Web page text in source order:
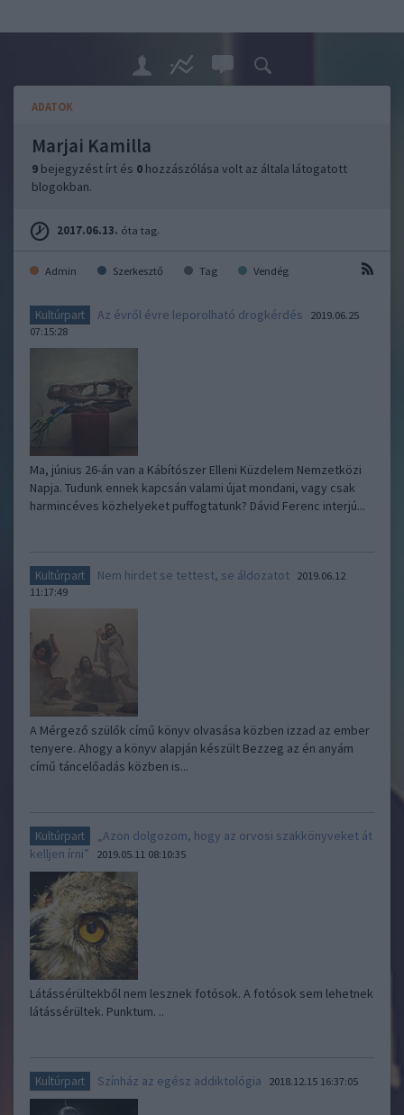
ADATOK
Marjai Kamilla
9 bejegyzést írt és 0 hozzászólása volt az általa látogatott
blogokban.
2017.06.13. óta tag.
Admin Szerkesztő Tag Vendég
Kultúrpart Az évről évre leporolható drogkérdés
2019.06.25
07:15:28
Ma, június 26-án van a Kábítószer Elleni Küzdelem Nemzetközi
Napja. Tudunk ennek kapcsán valami újat mondani, vagy csak
harmincéves közhelyeket puffogtatunk? Dávid Ferenc interjú...
Kultúrpart Nem hirdet se tettest, se áldozatot 2019.06.12
11:17:49
A Mérgező szülők című könyv olvasása közben izzad az ember
tenyere. Ahogy a könyv alapján készült Bezzeg az én anyám
című táncelőadás közben is...
Kultúrpart
„Azon dolgozom, hogy az orvosi szakkönyveket át
kelljen írni”
2019.05.11 08:10:35
Látássérültekből nem lesznek fotósok. A fotósok sem lehetnek
látássérültek. Punktum. ..
Kultúrpart Színház az egész addiktológia 2018.12.15 16:37:05